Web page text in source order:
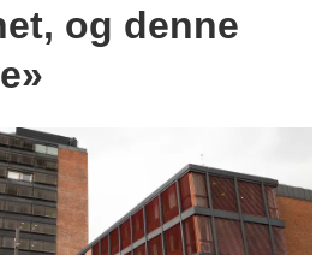
og denne